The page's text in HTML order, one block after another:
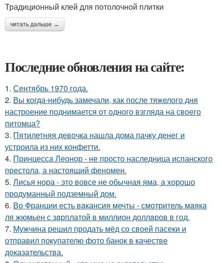
Традиционный клей для потолочной плитки
читать дальше →
Последние обновления на сайте:
1. Сентябрь 1970 года.
2. Вы когда-нибудь замечали, как после тяжелого дня
настроение поднимается от одного взгляда на своего
питомца?
3. Пятилетняя девочка нашла дома пачку денег и
устроила из них конфетти.
4. Принцесса Леонор - не просто наследница испанского
престола, а настоящий феномен.
5. Лисья нора - это вовсе не обычная яма, а хорошо
продуманный подземный дом.
6. Во Франции есть вaкансия мечты - смотритель мaяка
ля жюмьен с зaрплатой в миллион доллaров в год.
7. Мужчина решил продать мёд со своей пасеки и
отправил покупателю фото банок в качестве
доказательства.